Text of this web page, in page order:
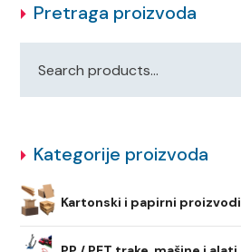
Pretraga proizvoda
Kategorije proizvoda
Kartonski i papirni proizvodi